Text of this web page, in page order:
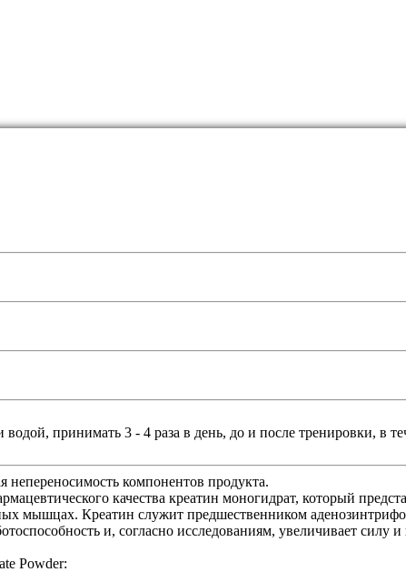
принимать 3 - 4 раза в день, до и после тренировки, в
непереносимость компонентов продукта.
качества креатин моногидрат, который
мышцах. Креатин служит предшественником
и, согласно исследованиям, увеличивает силу
Powder: